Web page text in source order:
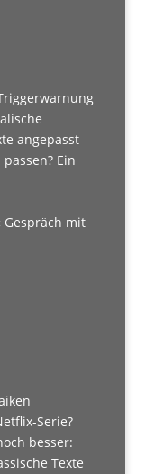
angepasst
Ein
Gespräch mit
Serie?
besser:
Texte